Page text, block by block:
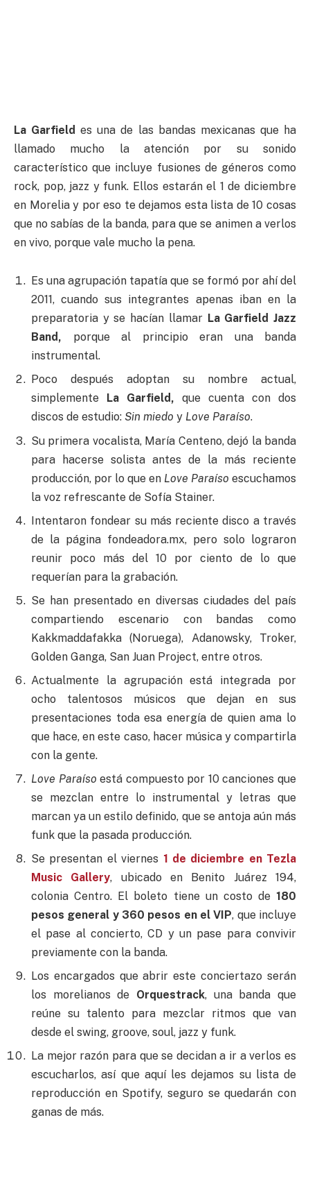
La Garfield es una de las bandas mexicanas que ha
llamado mucho la atención por su sonido
característico que incluye fusiones de géneros como
rock, pop, jazz y funk. Ellos estarán el 1 de diciembre
en Morelia y por eso te dejamos esta lista de 10 cosas
que no sabías de la banda, para que se animen a verlos
en vivo, porque vale mucho la pena.
Es una agrupación tapatía que se formó por ahí del
2011, cuando sus integrantes apenas iban en la
preparatoria y se hacían llamar La Garfield Jazz
Band, porque al principio eran una banda
instrumental.
Poco después adoptan su nombre actual,
simplemente
La Garfield, que cuenta con dos
discos de estudio: Sin miedo y Love Paraíso.
Su primera vocalista, María Centeno, dejó la banda
para hacerse solista antes de la más reciente
producción, por lo que en Love Paraíso escuchamos
la voz refrescante de Sofía Stainer.
Intentaron fondear su más reciente disco a través
de la página fondeadora.mx, pero solo lograron
reunir poco más del 10 por ciento de lo que
requerían para la grabación.
Se han presentado en diversas ciudades del país
compartiendo escenario con bandas como
Kakkmaddafakka (Noruega), Adanowsky, Troker,
Golden Ganga, San Juan Project, entre otros.
Actualmente la agrupación está integrada por
ocho talentosos músicos que dejan en sus
presentaciones toda esa energía de quien ama lo
que hace, en este caso, hacer música y compartirla
con la gente.
Love Paraíso está compuesto por 10 canciones que
se mezclan entre lo instrumental y letras que
marcan ya un estilo definido, que se antoja aún más
funk que la pasada producción.
Se presentan el viernes 1 de diciembre en Tezla
Music Gallery, ubicado en Benito Juárez 194,
colonia Centro. El boleto tiene un costo de 180
pesos general y 360 pesos en el VIP, que incluye
el pase al concierto, CD y un pase para convivir
previamente con la banda.
Los encargados que abrir este conciertazo serán
los morelianos de Orquestrack, una banda que
reúne su talento para mezclar ritmos que van
desde el swing, groove, soul, jazz y funk.
La mejor razón para que se decidan a ir a verlos es
escucharlos, así que aquí les dejamos su lista de
reproducción en Spotify, seguro se quedarán con
ganas de más.